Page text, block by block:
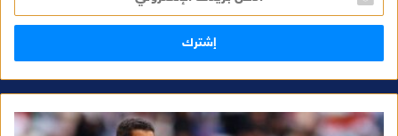
خ
ل
ر
ا
ل